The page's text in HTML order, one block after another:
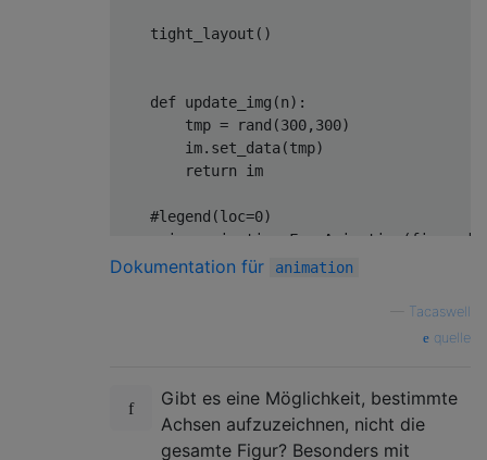
    tight_layout()
def update_img (n):
        tmp = rand(
300, 300)
        im.set_data(tmp)
return im
#legend(loc=0)
ani =
    writer = animation.writers[
Dokumentation für animation
Tacaswell
quelle
Gibt es eine Möglichkeit, bestimmte
Achsen aufzuzeichnen, nicht die
gesamte Figur? Besonders mit